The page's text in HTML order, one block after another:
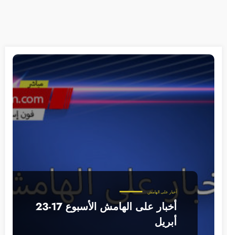
أخبار على الهامش
أخبار على الهامش الأسبوع 17-23
أبريل